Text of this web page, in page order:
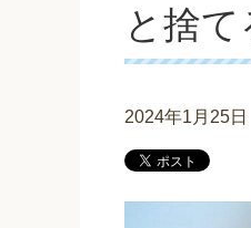
と捨て
2024年1月25日